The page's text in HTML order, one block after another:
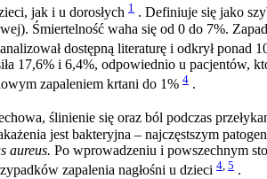
jak i u dorosłych 1 . Definiuje się jako
Śmiertelność waha się od 0 do 7%.
dostępną literaturę i odkrył ponad
17,6% i 6,4%, odpowiednio u pacjentów,
zapaleniem krtani do 1% 4 .
ślinienie się oraz ból podczas
jest bakteryjna – najczęstszym
aureus. Po wprowadzeniu i powszechnym
zapalenia nagłośni u dzieci 4 5 .